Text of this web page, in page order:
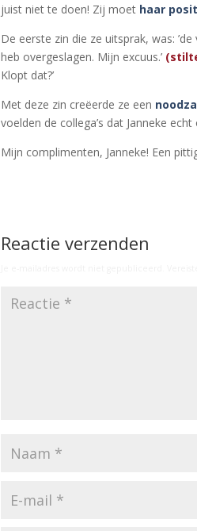
juist niet te doen! Zij moet haar
De eerste zin die ze uitsprak, was:
heb overgeslagen. Mijn excuus.’
Klopt dat?’
Met deze zin creëerde ze een
voelden de collega’s dat Janneke
Mijn complimenten, Janneke! Een
Reactie verzenden